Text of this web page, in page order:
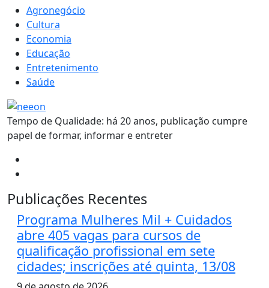
Agronegócio
Cultura
Economia
Educação
Entretenimento
Saúde
Tempo de Qualidade: há 20 anos, publicação cumpre
papel de formar, informar e entreter
Publicações Recentes
Programa Mulheres Mil + Cuidados
abre 405 vagas para cursos de
qualificação profissional em sete
cidades; inscrições até quinta, 13/08